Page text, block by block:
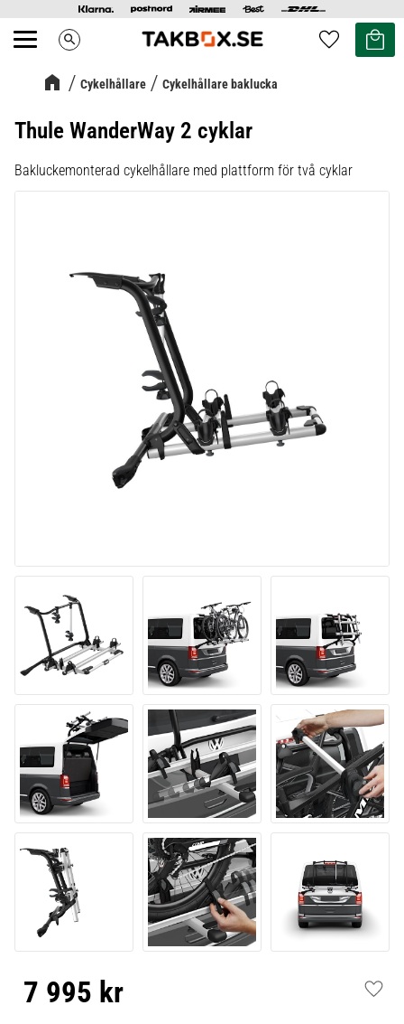
Meny search Favoriter
Kundvagn
Cykelhållare Cykelhållare baklucka
Thule WanderWay 2 cyklar
Bakluckemonterad cykelhållare med plattform för två cyklar
7 995 kr